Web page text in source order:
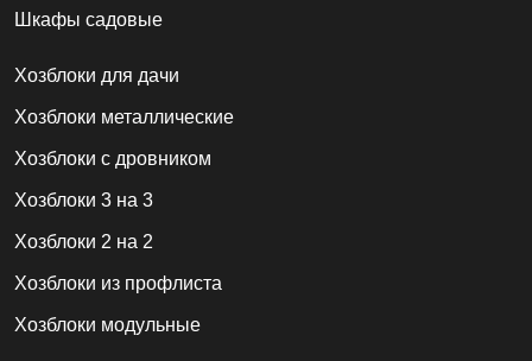
Шкафы садовые
Хозблоки для дачи
Хозблоки металлические
Хозблоки с дровником
Хозблоки 3 на 3
Хозблоки 2 на 2
Хозблоки из профлиста
Хозблоки модульные